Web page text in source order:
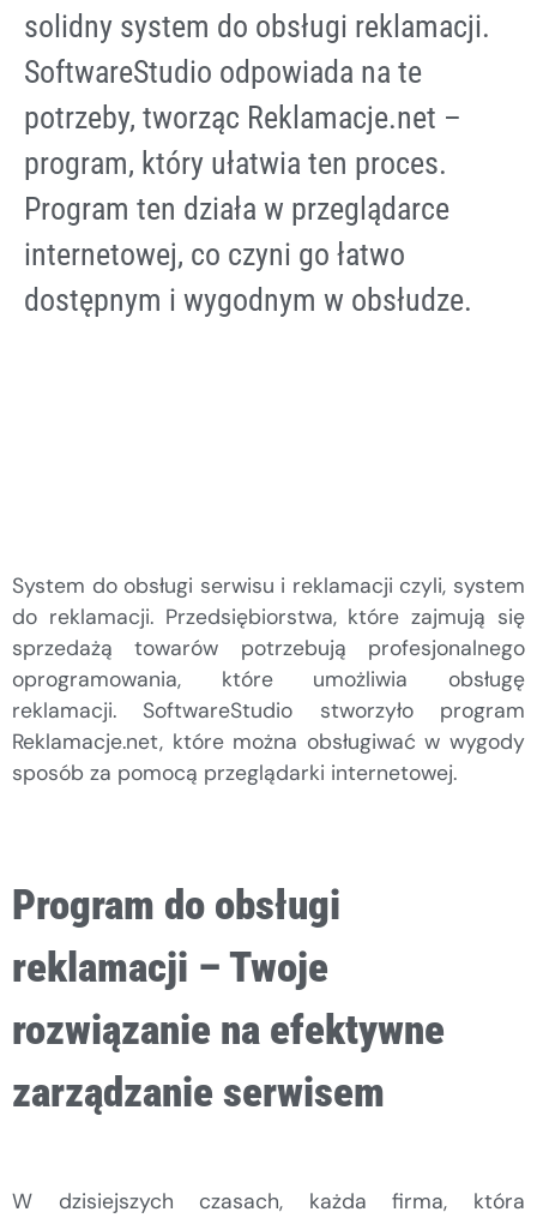
solidny system do obsługi reklamacji.
SoftwareStudio odpowiada na te
potrzeby, tworząc Reklamacje.net –
program, który ułatwia ten proces.
Program ten działa w przeglądarce
internetowej, co czyni go łatwo
dostępnym i wygodnym w obsłudze.
System do obsługi serwisu i reklamacji czyli, system
do reklamacji. Przedsiębiorstwa, które zajmują się
sprzedażą towarów potrzebują profesjonalnego
oprogramowania, które umożliwia obsługę
reklamacji. SoftwareStudio stworzyło program
Reklamacje.net, które można obsługiwać w wygody
sposób za pomocą przeglądarki internetowej.
Program do obsługi
reklamacji – Twoje
rozwiązanie na efektywne
zarządzanie serwisem
W dzisiejszych czasach, każda firma, która